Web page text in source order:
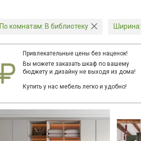
По комнатам: В библиотеку Ширина:
Привлекательные цены без наценок!
Вы можете заказать шкаф по вашему
бюджету и дизайну не выходя из дома!
Купить у нас мебель легко и удобно!